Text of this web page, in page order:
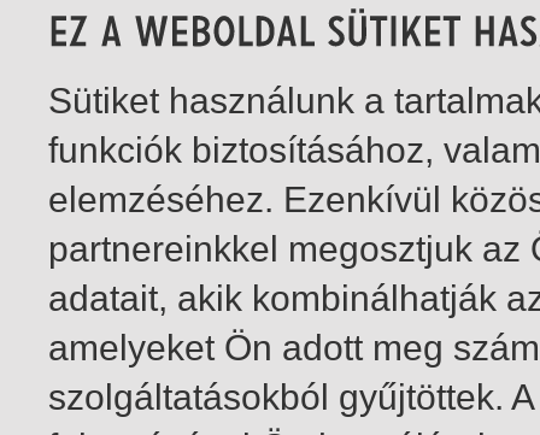
Sütiket használunk a
funkciók biztosításához,
elemzéséhez. Ezenkívül
partnereinkkel megosztjuk
adatait, akik kombinálhatják
amelyeket Ön adott meg
szolgáltatásokból gyűjtöttek.